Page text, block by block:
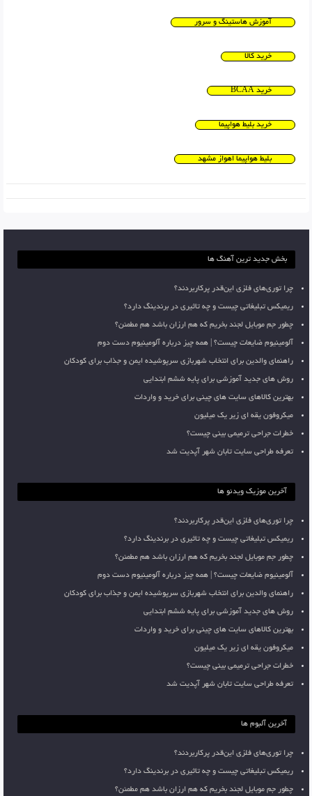
آموزش هاستینگ و سرور
خرید کالا
خرید BCAA
خرید بلیط هواپیما
بلیط هواپیما اهواز مشهد
بخش جدید ترین آهنگ ها
چرا توری‌های فلزی این‌قدر پرکاربردند؟
ریمیکس تبلیغاتی چیست و چه تاثیری در برندینگ دارد؟
چطور جم موبایل لجند بخریم که هم ارزان باشد هم مطمئن؟
آلومینیوم ضایعات چیست؟ | همه چیز درباره آلومینیوم دست دوم
راهنمای والدین برای انتخاب شهربازی سرپوشیده ایمن و جذاب برای کودکان
روش های جدید آموزشی برای پایه ششم ابتدایی
بهترین کالاهای سایت های چینی برای خرید و واردات
میکروفون یقه ای زیر یک میلیون
خطرات جراحی ترمیمی بینی چیست؟
تعرفه طراحی سایت تابان شهر آپدیت شد
آخرین موزیک ویدئو ها
چرا توری‌های فلزی این‌قدر پرکاربردند؟
ریمیکس تبلیغاتی چیست و چه تاثیری در برندینگ دارد؟
چطور جم موبایل لجند بخریم که هم ارزان باشد هم مطمئن؟
آلومینیوم ضایعات چیست؟ | همه چیز درباره آلومینیوم دست دوم
راهنمای والدین برای انتخاب شهربازی سرپوشیده ایمن و جذاب برای کودکان
روش های جدید آموزشی برای پایه ششم ابتدایی
بهترین کالاهای سایت های چینی برای خرید و واردات
میکروفون یقه ای زیر یک میلیون
خطرات جراحی ترمیمی بینی چیست؟
تعرفه طراحی سایت تابان شهر آپدیت شد
آخرین آلبوم ها
چرا توری‌های فلزی این‌قدر پرکاربردند؟
ریمیکس تبلیغاتی چیست و چه تاثیری در برندینگ دارد؟
چطور جم موبایل لجند بخریم که هم ارزان باشد هم مطمئن؟